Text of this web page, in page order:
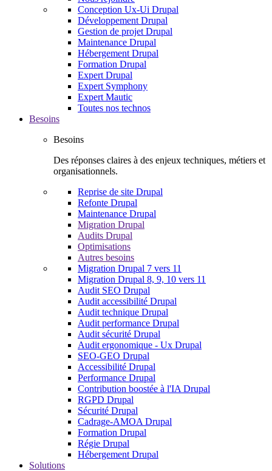
Conception Ux-Ui Drupal
Développement Drupal
Gestion de projet Drupal
Maintenance Drupal
Hébergement Drupal
Formation Drupal
Expert Drupal
Expert Symphony
Expert Mautic
Toutes nos technos
Besoins
Besoins
Des réponses claires à des enjeux techniques, métiers et
organisationnels.
Reprise de site Drupal
Refonte Drupal
Maintenance Drupal
Migration Drupal
Audits Drupal
Optimisations
Autres besoins
Migration Drupal 7 vers 11
Migration Drupal 8, 9, 10 vers 11
Audit SEO Drupal
Audit accessibilité Drupal
Audit technique Drupal
Audit performance Drupal
Audit sécurité Drupal
Audit ergonomique - Ux Drupal
SEO-GEO Drupal
Accessibilité Drupal
Performance Drupal
Contribution boostée à l'IA Drupal
RGPD Drupal
Sécurité Drupal
Cadrage-AMOA Drupal
Formation Drupal
Régie Drupal
Hébergement Drupal
Solutions